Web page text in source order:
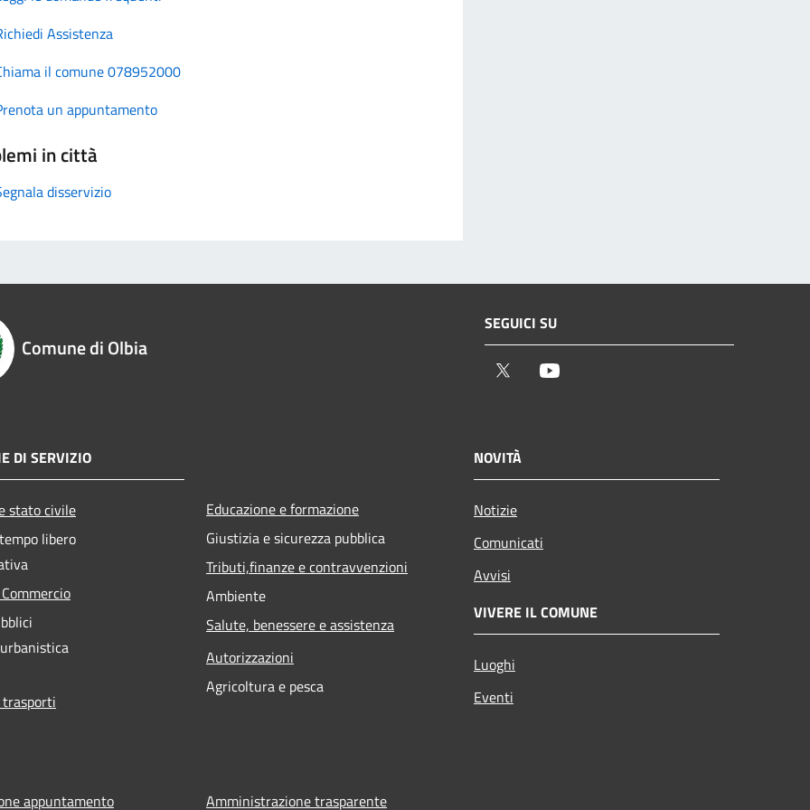
Assistenza
il comune 078952000
un appuntamento
in città
disservizio
Comune di Olbia
SEGUICI SU
Twitter
DI SERVIZIO
stato civile
libero
Educazione e formazione
Giustizia e sicurezza pubblica
Tributi,finanze e contravvenzioni
Ambiente
Salute, benessere e assistenza
Autorizzazioni
Agricoltura e pesca
NOVITÀ
Notizie
Comunicati
Avvisi
VIVERE IL COMUNE
Luoghi
Eventi
appuntamento Amministrazione trasparente